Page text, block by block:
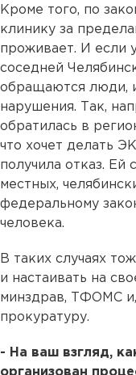
Кроме того, по
клинику за
проживает. И если
соседней
обращаются люди,
нарушения. Так,
обратилась в
что хочет делать
получила отказ. Ей
местных,
федеральному
человека.
В таких случаях
и настаивать на
минздрав, ТФОМС
прокуратуру.
- На ваш взгляд,
организован